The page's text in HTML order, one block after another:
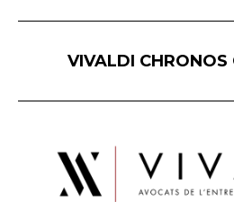
VIVALDI CHRONOS